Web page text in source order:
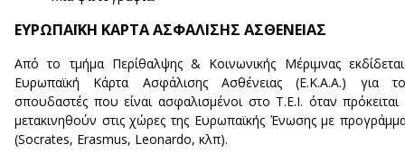
ΕΥΡΩΠΑΪΚΗ ΚΑΡΤΑ ΑΣΦΑΛΙΣΗΣ ΑΣΘΕΝΕΙΑΣ
Από το τμήμα Περίθαλψης & Κοινωνικής Μέριμνας
Ευρωπαϊκή Κάρτα Ασφάλισης Ασθένειας (Ε.Κ.Α.Α.) για
σπουδαστές που είναι ασφαλισμένοι στο Τ.Ε.Ι. όταν πρόκειται
μετακινηθούν στις χώρες της Ευρωπαϊκής Ένωσης με
(Socrates, Erasmus, Leonardo, κλπ).